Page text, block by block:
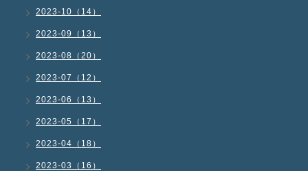
2023-10（14）
2023-09（13）
2023-08（20）
2023-07（12）
2023-06（13）
2023-05（17）
2023-04（18）
2023-03（16）